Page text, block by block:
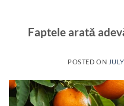
Faptele arată
POSTED ON